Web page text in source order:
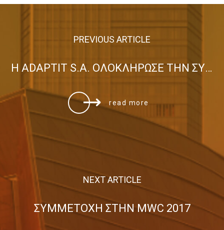
PREVIOUS ARTICLE
H ADAPTIT S.A. ΟΛΟΚΛΗΡΩΣΕ ΤΗΝ ΣΥΜΜΕΤΟΧΗ ΤΗΣ ΣΤΟ ΣΥΓΧΡΗΜΑΤΟΔΟΤΟΥΜΕΝΟ ΑΠΟ ΤΗΝ ΕΕ ΕΡΕΥΝΗΤΙΚΟ ΕΡΓΟ ONTIC
read more
NEXT ARTICLE
ΣΥΜΜΕΤΟΧΗ ΣΤΗΝ MWC 2017